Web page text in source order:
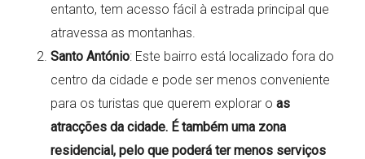
entanto, tem acesso fácil à estrada principal que
atravessa as montanhas.
Santo António: Este bairro está localizado fora do
centro da cidade e pode ser menos conveniente
para os turistas que querem explorar oas
atracções da cidade. É também uma zona
residencial, pelo que poderá ter menos serviços